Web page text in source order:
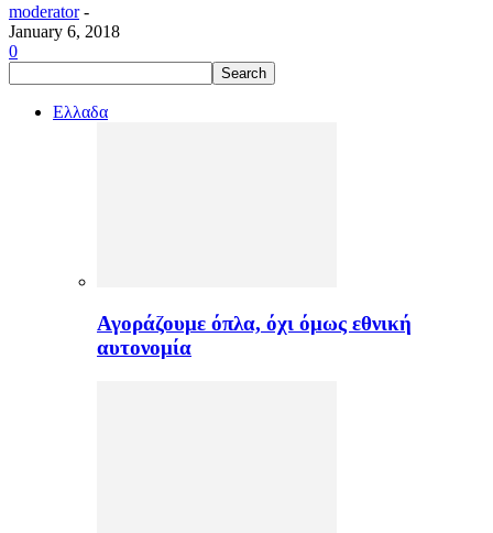
moderator -
January 6, 2018
0
Ελλαδα
Αγοράζουμε όπλα, όχι όμως εθνική
αυτονομία